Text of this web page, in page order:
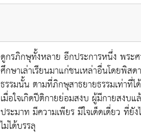
ดูกรภิกษุทั้งหลาย อีกประการหนึ่ง พระ
ศึกษาเล่าเรียนมาแก่ชนเหล่าอื่นโดยพิสด
ธรรมนั้น ตามที่ภิกษุสาธยายธรรมเท่าที่ไ
เมื่อใจเกิดปีติกายย่อมสงบ ผู้มีกายสงบ
ประมาท มีความเพียร มีใจเด็ดเดี่ยว ที่
ไม่ได้บรรลุ